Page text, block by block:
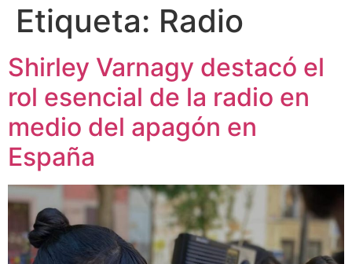
Etiqueta: Radio
Shirley Varnagy destacó el
rol esencial de la radio en
medio del apagón en
España